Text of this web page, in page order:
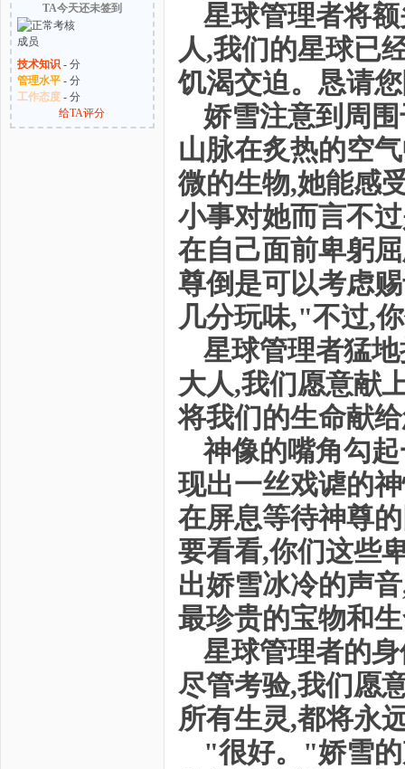
TA今天还未签到
技术知识- 分
管理水平- 分
工作态度- 分
给TA评分
星球管理者将
人,我们的星球已
饥渴交迫。恳请
娇雪注意到周
山脉在炙热的空
微的生物,她能感
小事对她而言不
在自己面前卑躬
尊倒是可以考虑
几分玩味,"不过,
星球管理者猛
大人,我们愿意献
将我们的生命献
神像的嘴角勾
现出一丝戏谑的
在屏息等待神尊
要看看,你们这些
出娇雪冰冷的声
最珍贵的宝物和
星球管理者的
尽管考验,我们愿
所有生灵,都将永
"很好。"娇雪